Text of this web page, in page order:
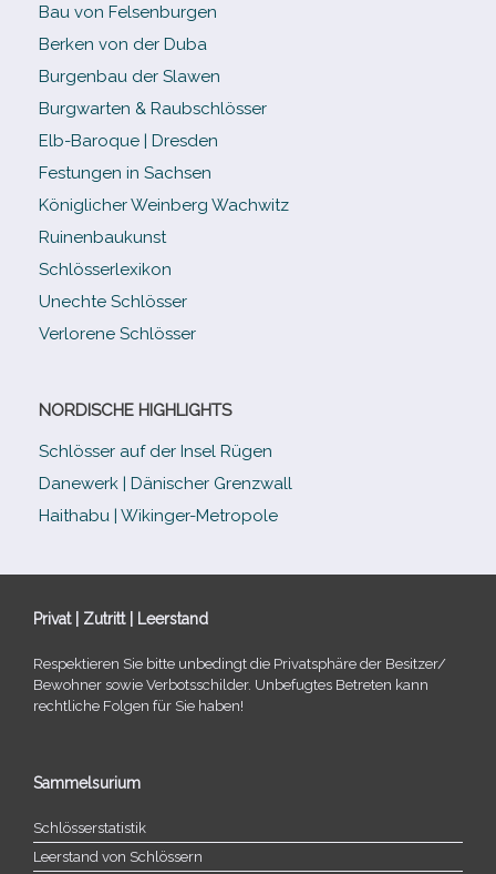
Bau von Felsenburgen
Berken von der Duba
Burgenbau der Slawen
Burgwarten & Raubschlösser
Elb-​Baroque | Dresden
Festungen in Sachsen
Königlicher Weinberg Wachwitz
Ruinenbaukunst
Schlösserlexikon
Unechte Schlösser
Verlorene Schlösser
NORDISCHE HIGHLIGHTS
Schlösser auf der Insel Rügen
Danewerk | Dänischer Grenzwall
Haithabu | Wikinger-Metropole
Privat | Zutritt | Leerstand
Respektieren Sie bitte unbe­dingt die Privatsphäre der Besitzer/​
Bewohner sowie Verbotsschilder. Unbefugtes Betreten kann
recht­li­che Folgen für Sie haben!
Sammelsurium
Schlösserstatistik
Leerstand von Schlössern